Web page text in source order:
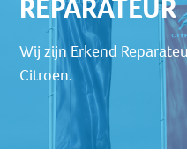
REPARATEUR
Wij zijn Erkend
Citroen.